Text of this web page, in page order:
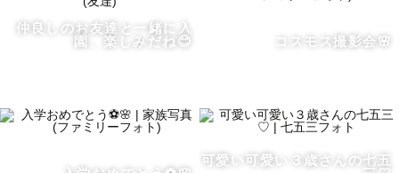
の写真を見返せばすぐ家族の愛が伝わってくる。
そのような幸せを形に残したくて、たくさんの人に愛され
仲良しのお友達と一緒に入
園、楽しみだね😊
コスモス撮影会🌸
可愛い可愛い３歳さんの七五